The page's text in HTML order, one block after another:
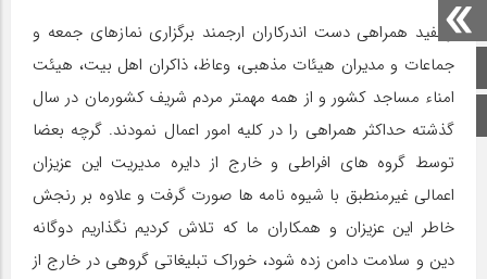
صفحه اصلی
واقفید همراهی دست اندرکاران ارجمند برگزاری نمازهای جمعه و
جماعات و مدیران هیئات مذهبی، وعاظ، ذاکران اهل بیت، هیئت
امناء مساجد کشور و از همه مهمتر مردم شریف کشورمان در سال
گذشته حداکثر همراهی را در کلیه امور اعمال نمودند. گرچه بعضا
توسط گروه های افراطی و خارج از دایره مدیریت این عزیزان
اعمالی غیرمنطبق با شیوه­ نامه­ ها صورت گرفت و علاوه بر رنجش
خاطر این عزیزان و همکاران ما که تلاش کردیم نگذاریم دوگانه
دین و سلامت دامن زده شود، خوراک تبلیغاتی گروهی در خارج از